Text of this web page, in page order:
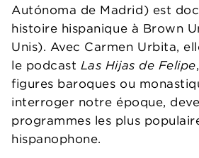
Autónoma de Madrid) est
histoire hispanique à Brown
Unis). Avec Carmen Urbita,
le podcast Las Hijas de Felipe
figures baroques ou
interroger notre époque,
programmes les plus
hispanophone.